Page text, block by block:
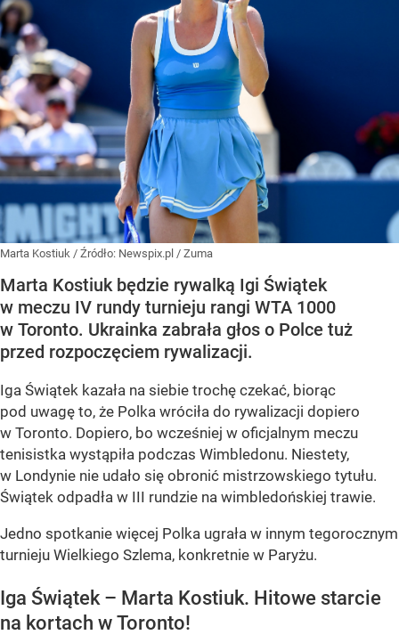
Marta Kostiuk / Źródło: Newspix.pl / Zuma
Marta Kostiuk będzie rywalką Igi Świątek
w meczu IV rundy turnieju rangi WTA 1000
w Toronto. Ukrainka zabrała głos o Polce tuż
przed rozpoczęciem rywalizacji.
Iga Świątek kazała na siebie trochę czekać, biorąc
pod uwagę to, że Polka wróciła do rywalizacji dopiero
w Toronto. Dopiero, bo wcześniej w oficjalnym meczu
tenisistka wystąpiła podczas Wimbledonu. Niestety,
w Londynie nie udało się obronić mistrzowskiego tytułu.
Świątek odpadła w III rundzie na wimbledońskiej trawie.
Jedno spotkanie więcej Polka ugrała w innym tegorocznym
turnieju Wielkiego Szlema, konkretnie w Paryżu.
Iga Świątek – Marta Kostiuk. Hitowe starcie
na kortach w Toronto!